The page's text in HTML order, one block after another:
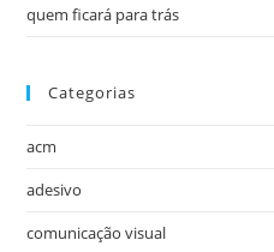
quem ficará para trás
Categorias
acm
adesivo
comunicação visual